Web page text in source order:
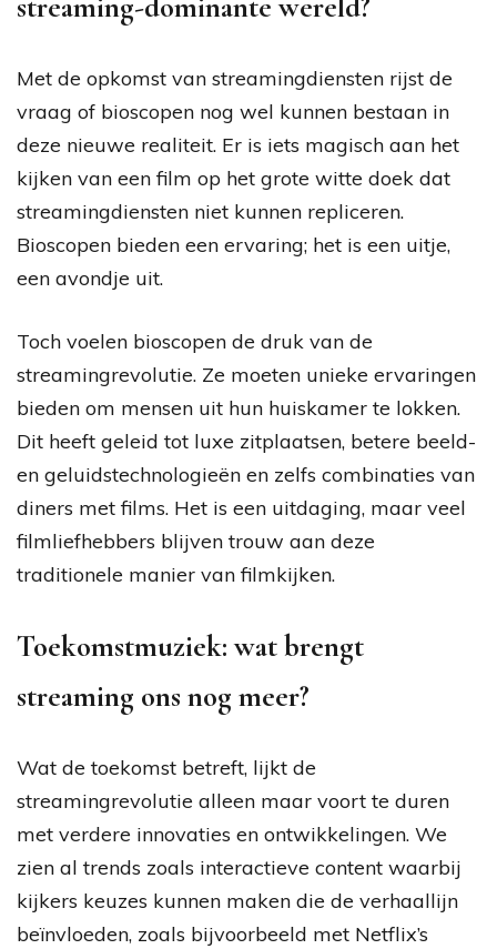
streaming-dominante wereld?
Met de opkomst van streamingdiensten rijst de
vraag of bioscopen nog wel kunnen bestaan in
deze nieuwe realiteit. Er is iets magisch aan het
kijken van een film op het grote witte doek dat
streamingdiensten niet kunnen repliceren.
Bioscopen bieden een ervaring; het is een uitje,
een avondje uit.
Toch voelen bioscopen de druk van de
streamingrevolutie. Ze moeten unieke ervaringen
bieden om mensen uit hun huiskamer te lokken.
Dit heeft geleid tot luxe zitplaatsen, betere beeld-
en geluidstechnologieën en zelfs combinaties van
diners met films. Het is een uitdaging, maar veel
filmliefhebbers blijven trouw aan deze
traditionele manier van filmkijken.
Toekomstmuziek: wat brengt
streaming ons nog meer?
Wat de toekomst betreft, lijkt de
streamingrevolutie alleen maar voort te duren
met verdere innovaties en ontwikkelingen. We
zien al trends zoals interactieve content waarbij
kijkers keuzes kunnen maken die de verhaallijn
beïnvloeden, zoals bijvoorbeeld met Netflix’s